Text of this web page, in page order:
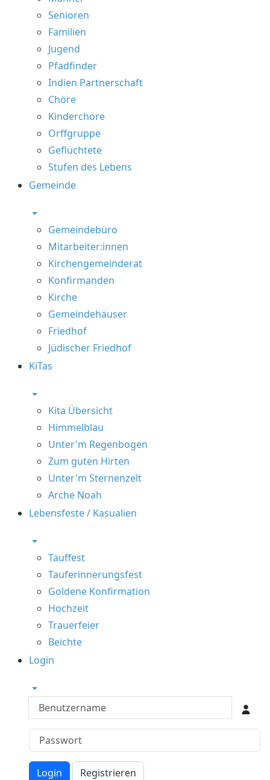
Senioren
Familien
Jugend
Pfadfinder
Indien Partnerschaft
Chöre
Kinderchöre
Orffgruppe
Geflüchtete
Stufen des Lebens
Gemeinde
Gemeindebüro
Mitarbeiter:innen
Kirchengemeinderat
Konfirmanden
Kirche
Gemeindehäuser
Friedhof
Jüdischer Friedhof
KiTas
Kita Übersicht
Himmelblau
Unter'm Regenbogen
Zum guten Hirten
Unter'm Sternenzelt
Arche Noah
Lebensfeste / Kasualien
Tauffest
Tauferinnerungsfest
Goldene Konfirmation
Hochzeit
Trauerfeier
Beichte
Login
Benutzername
Login
Registrieren